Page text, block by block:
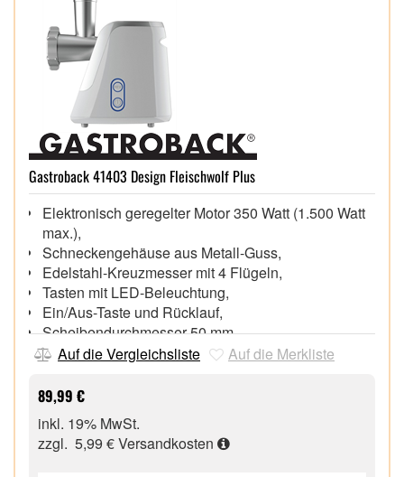
Gastroback 41403 Design Fleischwolf Plus
Elektronisch geregelter Motor 350 Watt (1.500 Watt
max.),
Schneckengehäuse aus Metall-Guss,
Edelstahl-Kreuzmesser mit 4 Flügeln,
Tasten mit LED-Beleuchtung,
Ein/Aus-Taste und Rücklauf,
Scheibendurchmesser 50 mm,
2 Lochscheiben (Bohrungen 4 mm und 8 mm),
Spritzgebäckvorsatz, Kebbevorsatz für die
orientalische Küche
Maße: B x T x H: 220 x 168 x 377 mm, Gewicht:
3,15 Kg,
Auf die Vergleichsliste Auf die Merkliste
89,99 €
inkl. 19% MwSt.
zzgl. 5,99 €Versandkosten